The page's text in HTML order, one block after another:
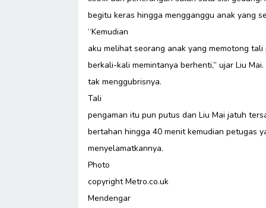
begitu keras hingga mengganggu anak yang
“Kemudian
aku melihat seorang anak yang memotong tali
berkali-kali memintanya berhenti,” ujar Liu
tak menggubrisnya.
Tali
pengaman itu pun putus dan Liu Mai jatuh
bertahan hingga 40 menit kemudian petugas
menyelamatkannya.
Photo
copyright Metro.co.uk
Mendengar